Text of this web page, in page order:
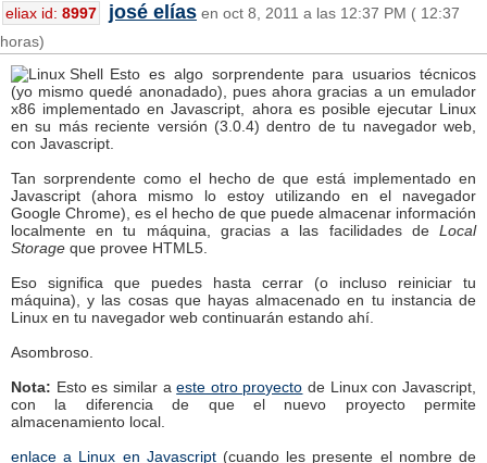
eliax id: 8997 josé elías en oct 8, 2011 a las 12:37 PM ( 12:37
horas)
Esto es algo sorprendente para usuarios técnicos
(yo mismo quedé anonadado), pues ahora gracias a un emulador
x86 implementado en Javascript, ahora es posible ejecutar Linux
en su más reciente versión (3.0.4) dentro de tu navegador web,
con Javascript.
Tan sorprendente como el hecho de que está implementado en
Javascript (ahora mismo lo estoy utilizando en el navegador
Google Chrome), es el hecho de que puede almacenar información
localmente en tu máquina, gracias a las facilidades de Local
Storage que provee HTML5.
Eso significa que puedes hasta cerrar (o incluso reiniciar tu
máquina), y las cosas que hayas almacenado en tu instancia de
Linux en tu navegador web continuarán estando ahí.
Asombroso.
Nota: Esto es similar aeste otro proyecto de Linux con Javascript,
con la diferencia de que el nuevo proyecto permite
almacenamiento local.
enlace a Linux en Javascript(cuando les presente el nombre de